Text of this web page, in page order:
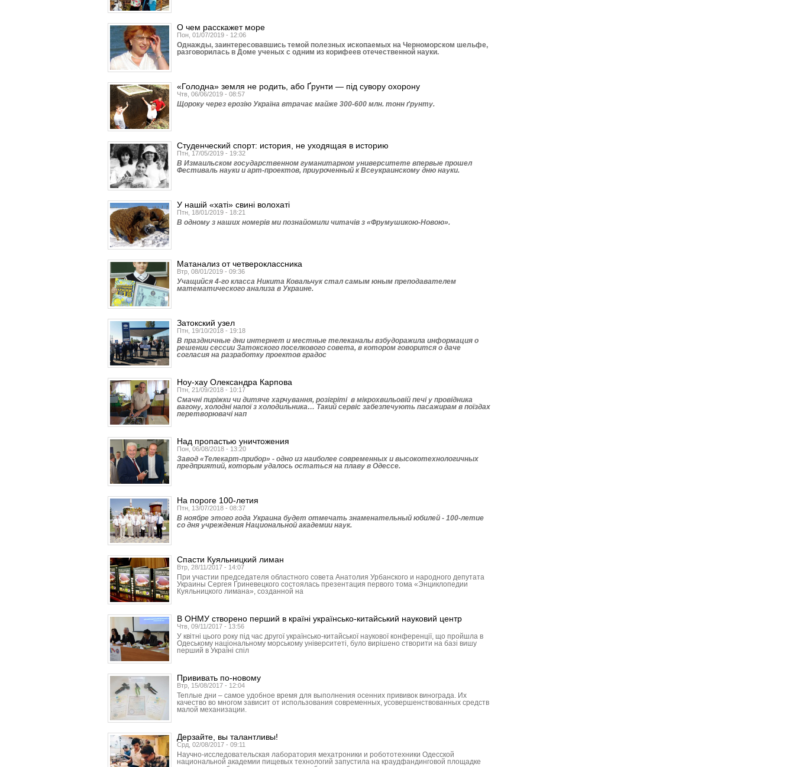
О чем расскажет море
Пон, 01/07/2019 - 12:06
Однажды, заинтересовавшись темой полезных ископаемых на Черноморском шельфе,
разговорилась в Доме ученых с одним из корифеев отечественной науки.
«Голодна» земля не родить, або Ґрунти — під сувору охорону
Чтв, 06/06/2019 - 08:57
Щороку через ерозію Україна втрачає майже 300-600 млн. тонн ґрунту.
Студенческий спорт: история, не уходящая в историю
Птн, 17/05/2019 - 19:32
В Измаильском государственном гуманитарном университете впервые прошел
Фестиваль науки и арт-проектов, приуроченный к Всеукраинскому дню науки.
У нашій «хаті» свині волохаті
Птн, 18/01/2019 - 18:21
В одному з наших номерів ми познайомили читачів з «Фрумушикою-Новою».
Матанализ от четвероклассника
Втр, 08/01/2019 - 09:36
Учащийся 4-го класса Никита Ковальчук стал самым юным преподавателем
математического анализа в Украине.
Затокский узел
Птн, 19/10/2018 - 19:18
В праздничные дни интернет и местные телеканалы взбудоражила информация о
решении сессии Затокского поселкового совета, в котором говорится о даче
согласия на разработку проектов градос
Ноу-хау Олександра Карпова
Птн, 21/09/2018 - 10:17
Смачні пиріжки чи дитяче харчування, розігріті в мікрохвильовій печі у провідника
вагону, холодні напої з холодильника… Такий сервіс забезпечують пасажирам в поїздах
перетворювачі нап
Над пропастью уничтожения
Пон, 06/08/2018 - 13:20
Завод «Телекарт-прибор» - одно из наиболее современных и высокотехнологичных
предприятий, которым удалось остаться на плаву в Одессе.
На пороге 100-летия
Птн, 13/07/2018 - 08:37
В ноябре этого года Украина будет отмечать знаменательный юбилей - 100-летие
со дня учреждения Национальной академии наук.
Спасти Куяльницкий лиман
Втр, 28/11/2017 - 14:07
При участии председателя областного совета Анатолия Урбанского и народного депутата
Украины Сергея Гриневецкого состоялась презентация первого тома «Энциклопедии
Куяльницкого лимана», созданной на
В ОНМУ створено перший в країні українсько-китайський науковий центр
Чтв, 09/11/2017 - 13:56
У квітні цього року під час другої українсько-китайської наукової конференції, що пройшла в
Одеському національному морському університеті, було вирішено створити на базі вишу
перший в Україні спіл
Прививать по-новому
Втр, 15/08/2017 - 12:04
Теплые дни – самое удобное время для выполнения осенних прививок винограда. Их
качество во многом зависит от использования современных, усовершенствованных средств
малой механизации.
Дерзайте, вы талантливы!
Срд, 02/08/2017 - 09:11
Научно-исследовательская лаборатория мехатроники и робототехники Одесской
национальной академии пищевых технологий запустила на краудфандинговой площадке